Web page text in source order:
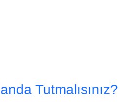
Tutmalısınız?